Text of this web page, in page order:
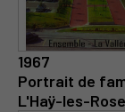
1967
Portrait de
L'Haÿ-les-